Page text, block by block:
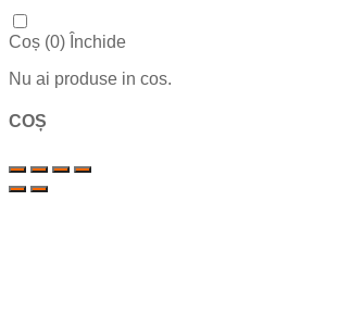
Coș (0) Închide
Nu ai produse in cos.
COȘ